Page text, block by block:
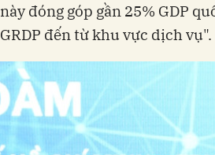
này đóng góp gần 25% GDP
GRDP đến từ khu vực dịch vụ".